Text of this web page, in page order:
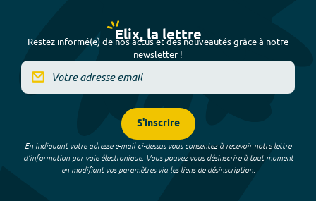
Elix, la lettre
Restez informé(e) de nos actus et des nouveautés grâce à notre
newsletter !
S'inscrire
En indiquant votre adresse e-mail ci-dessus vous consentez à recevoir notre lettre
d’information par voie électronique. Vous pouvez vous désinscrire à tout moment
en modifiant vos paramètres via les liens de désinscription.